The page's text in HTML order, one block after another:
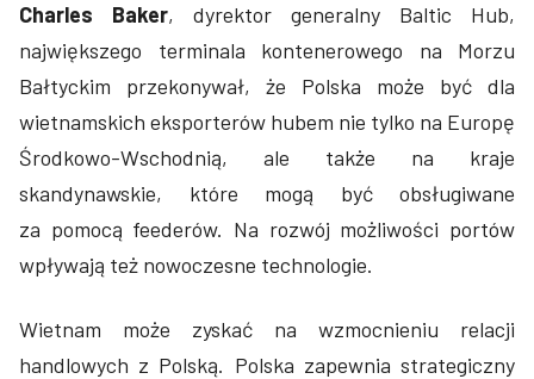
Charles Baker, dyrektor generalny Baltic Hub,
największego terminala kontenerowego na Morzu
Bałtyckim przekonywał, że Polska może być dla
wietnamskich eksporterów hubem nie tylko na Europę
Środkowo-Wschodnią, ale także na kraje
skandynawskie, które mogą być obsługiwane
za pomocą feederów. Na rozwój możliwości portów
wpływają też nowoczesne technologie.
Wietnam może zyskać na wzmocnieniu relacji
handlowych z Polską. Polska zapewnia strategiczny